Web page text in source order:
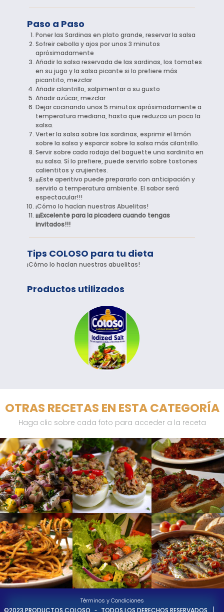
Paso a Paso
Poner las Sardinas en plato grande, reservar la salsa
Sofreir cebolla y ajos por unos 3 minutos
apróximadamente
Añadir la salsa reservada de las sardinas, los tomates
en su jugo y la salsa picante si lo prefiere más
picantito, mezclar
Añadir cilantrillo, salpimentar a su gusto
Añadir azúcar, mezclar
Dejar cocinando unos 5 minutos apróximadamente a
temperatura mediana, hasta que reduzca un poco la
salsa.
Verter la salsa sobre las sardinas, esprimir el limón
sobre la salsa y esparcir sobre la salsa más cilantrillo.
Servir sobre cada rodaja del baguette una sardinita en
su salsa. Sí lo prefiere, puede servirlo sobre tostones
calientitos y crujientes.
¡¡¡Este aperitivo puede prepararlo con anticipación y
servirlo a temperatura ambiente. El sabor será
espectacular!!!
¡Cómo lo hacían nuestras Abuelitas!
¡¡¡Excelente para la picadera cuando tengas
invitados!!!
Tips COLOSO para tu dieta
¡Cómo lo hacían nuestras abuelitas!
Productos utilizados
OTRAS RECETAS EN ESTA CATEGORÍA
Haga clic sobre cada foto para acceder a la receta
Términos y Condiciones
- |